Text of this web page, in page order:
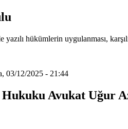
hükümlerin uygulanması,
03/12/2025 - 21:44
Avukat Uğur